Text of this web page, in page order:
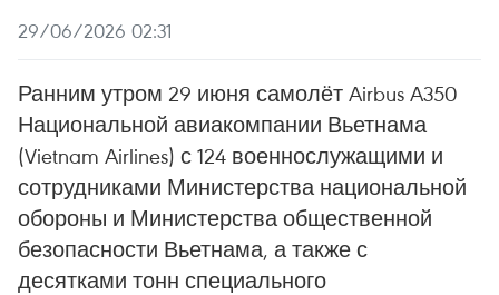
29/06/2026 02:31
Ранним утром 29 июня самолёт Airbus A350
Национальной авиакомпании Вьетнама
(Vietnam Airlines) с 124 военнослужащими и
сотрудниками Министерства национальной
обороны и Министерства общественной
безопасности Вьетнама, а также с
десятками тонн специального